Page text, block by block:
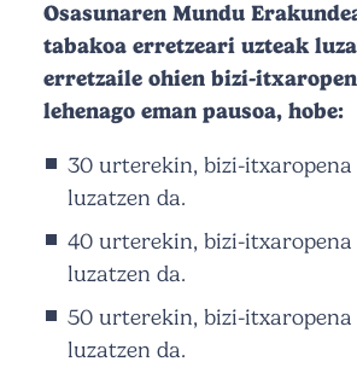
Osasunaren Mundu
tabakoa erretzeari uzteak
erretzaile ohien bizi-
lehenago eman pausoa, hobe:
30 urterekin, bizi-itxaropena
luzatzen da.
40 urterekin, bizi-
luzatzen da.
50 urterekin, bizi-
luzatzen da.